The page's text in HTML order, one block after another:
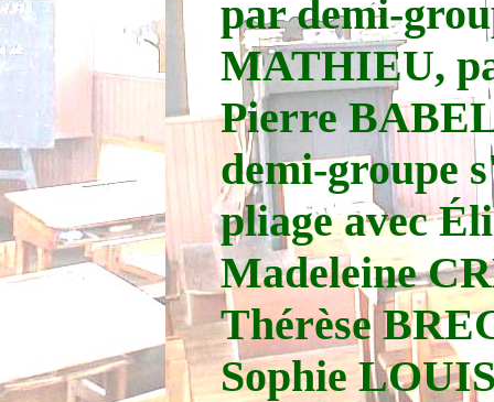
par demi-
MATHIEU,
Pierre
demi-groupe
pliage avec
Madeleine
Thérèse
Sophie